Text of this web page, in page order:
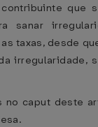
que
sanar
taxas, desde
irregularidade,
no caput deste